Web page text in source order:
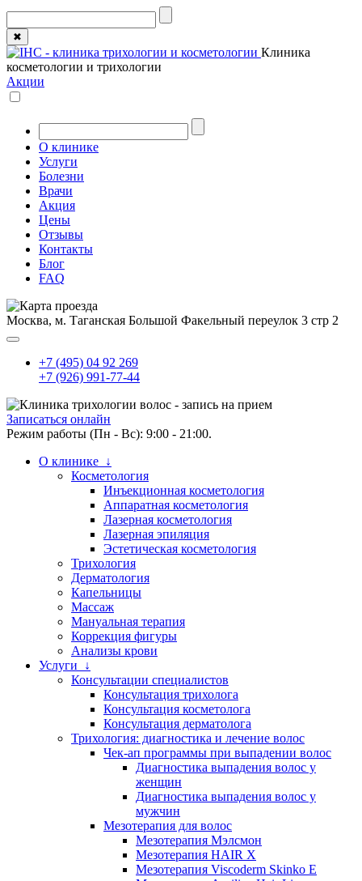
✖
Клиника
косметологии и трихологии
Акции
О клинике
Услуги
Болезни
Врачи
Акция
Цены
Отзывы
Контакты
Блог
FAQ
Москва, м. Таганская Большой Факельный переулок 3 стр 2
+7 (495) 04 92 269
+7 (926) 991-77-44
Записаться онлайн
Режим работы (Пн - Вс): 9:00 - 21:00.
О клинике ↓
Косметология
Инъекционная косметология
Аппаратная косметология
Лазерная косметология
Лазерная эпиляция
Эстетическая косметология
Трихология
Дерматология
Капельницы
Массаж
Мануальная терапия
Коррекция фигуры
Анализы крови
Услуги ↓
Консультации специалистов
Консультация трихолога
Консультация косметолога
Консультация дерматолога
Трихология: диагностика и лечение волос
Чек-ап программы при выпадении волос
Диагностика выпадения волос у
женщин
Диагностика выпадения волос у
мужчин
Мезотерапия для волос
Мезотерапия Мэлсмон
Мезотерапия HAIR X
Мезотерапия Viscoderm Skinko E